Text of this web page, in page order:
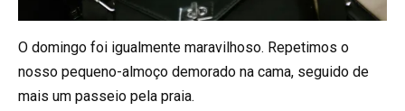
O domingo foi igualmente maravilhoso. Repetimos o
nosso pequeno-almoço demorado na cama, seguido de
mais um passeio pela praia.